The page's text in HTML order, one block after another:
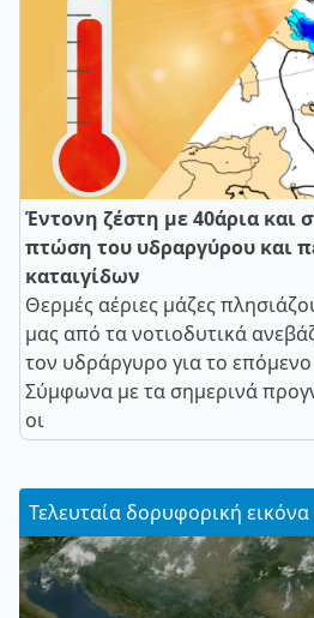
Έντονη ζέστη με 40άρια και
πτώση του υδραργύρου και
καταιγίδων
Θερμές αέριες μάζες
μας από τα νοτιοδυτικά
τον υδράργυρο για το
Σύμφωνα με τα σημερινά
οι
Τελευταία δορυφορική εικόνα